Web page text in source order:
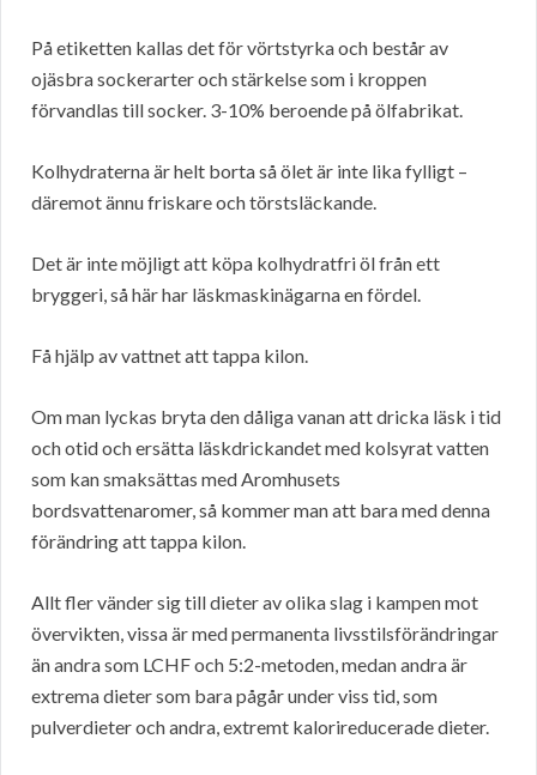
På etiketten kallas det för vörtstyrka och består av
ojäsbra sockerarter och stärkelse som i kroppen
förvandlas till socker. 3-10% beroende på ölfabrikat.
Kolhydraterna är helt borta så ölet är inte lika fylligt –
däremot ännu friskare och törstsläckande.
Det är inte möjligt att köpa kolhydratfri öl från ett
bryggeri, så här har läskmaskinägarna en fördel.
Få hjälp av vattnet att tappa kilon.
Om man lyckas bryta den dåliga vanan att dricka läsk i tid
och otid och ersätta läskdrickandet med kolsyrat vatten
som kan smaksättas med Aromhusets
bordsvattenaromer, så kommer man att bara med denna
förändring att tappa kilon.
Allt fler vänder sig till dieter av olika slag i kampen mot
övervikten, vissa är med permanenta livsstilsförändringar
än andra som LCHF och 5:2-metoden, medan andra är
extrema dieter som bara pågår under viss tid, som
pulverdieter och andra, extremt kalorireducerade dieter.